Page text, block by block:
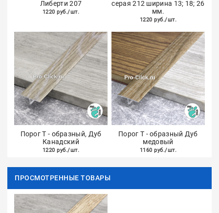
Либерти 207
1220 руб./шт.
серая 212 ширина 13; 18; 26
мм.
1220 руб./шт.
Порог Т - образный, Дуб
Канадский
1220 руб./шт.
Порог Т - образный Дуб
медовый
1160 руб./шт.
ПРОСМОТРЕННЫЕ ТОВАРЫ